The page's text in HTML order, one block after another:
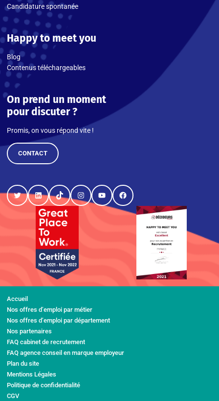
Candidature spontanée
Happy to meet you
Blog
Contenus téléchargeables
On prend un moment
pour discuter ?
Promis, on vous répond vite !
CONTACT
TwitterLinkedInTikTokInstagram
YouTubeFacebook
Accueil
Nos offres d’emploi par métier
Nos offres d’emploi par département
Nos partenaires
FAQ cabinet de recrutement
FAQ agence conseil en marque employeur
Plan du site
Mentions Légales
Politique de confidentialité
CGV